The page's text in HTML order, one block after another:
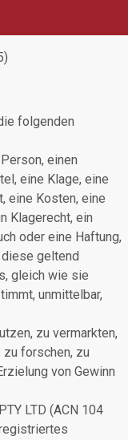
folgenden
einen
eine Klage, eine
eine Kosten, eine
Klagerecht, ein
oder eine Haftung,
geltend
gleich wie sie
unmittelbar,
zu vermarkten,
forschen, zu
von Gewinn
LTD (ACN 104